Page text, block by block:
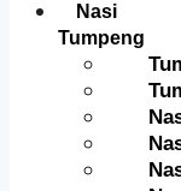
Nasi
Tumpeng